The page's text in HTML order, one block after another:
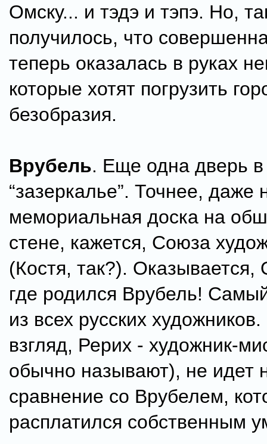
Омску... и тэдэ и тэпэ. Но,
получилось, что
теперь оказалась в руках
которые хотят погрузить
безобразия.
Врубель. Еще одна дверь в
“зазеркалье”. Точнее, даже
мемориальная доска на
стене, кажется, Союза
(Костя, так?). Оказывается,
где родился Врубель!
из всех русских
взгляд, Рерих - художник-
обычно называют), не идет
сравнение со Врубелем,
расплатился собственным